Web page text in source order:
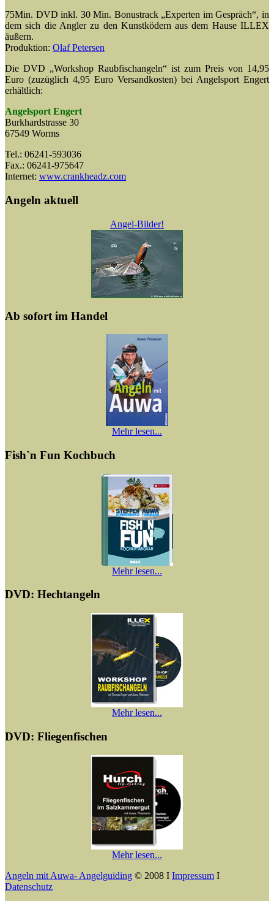
75Min. DVD inkl. 30 Min. Bonustrack „Experten im Gespräch“, in
dem sich die Angler zu den Kunstködern aus dem Hause ILLEX
äußern.
Produktion: Olaf Petersen
Die DVD „Workshop Raubfischangeln“ ist zum Preis von 14,95
Euro (zuzüglich 4,95 Euro Versandkosten) bei Angelsport Engert
erhältlich:
Angelsport Engert
Burkhardstrasse 30
67549 Worms
Tel.: 06241-593036
Fax.: 06241-975647
Internet: www.crankheadz.com
Angeln aktuell
Angel-Bilder!
Ab sofort im Handel
Mehr lesen...
Fish`n Fun Kochbuch
Mehr lesen...
DVD: Hechtangeln
Mehr lesen...
DVD: Fliegenfischen
Mehr lesen...
Angeln mit Auwa- Angelguiding © 2008 I Impressum I
Datenschutz